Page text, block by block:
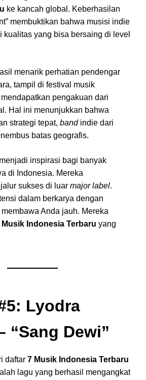
ke kancah global. Keberhasilan
membuktikan bahwa musisi indie
kualitas yang bisa bersaing di level
menarik perhatian pendengar
tampil di festival musik
pengakuan dari
Hal ini menunjukkan bahwa
strategi tepat, bandindie dari
batas geografis.
inspirasi bagi banyak
di Indonesia. Mereka
sukses di luar major label.
dalam berkarya dengan
Anda jauh. Mereka
Musik Indonesia Terbaru yang
Lyodra
“Sang Dewi”
daftar 7 Musik Indonesia Terbaru
lagu yang berhasil mengangkat